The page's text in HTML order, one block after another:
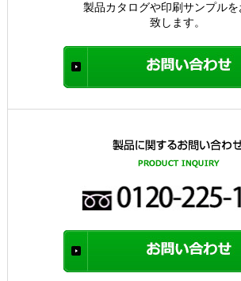
製品カタログや印刷サンプルを
致します。